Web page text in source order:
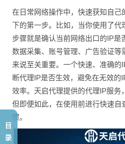
在日常网络操作中，快速获知自己
下的第一步。比如，当你使用了代
步骤就是确认当前网络出口的IP是
数据采集、账号管理、广告验证等
来说至关重要。一个快速、准确的
断代理IP是否生效，避免在无效的
效率。天启代理提供的代理IP服务
但即便如此，在使用前进行快速自
惯。
目
录